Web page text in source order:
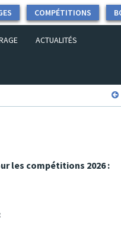
COMPÉTITIONS
ACTUALITÉS
les compétitions 2026 :